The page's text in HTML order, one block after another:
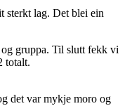
sterkt lag. Det blei ein
og gruppa. Til slutt fekk vi
totalt.
det var mykje moro og